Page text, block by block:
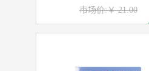
市场价:￥ 21.00